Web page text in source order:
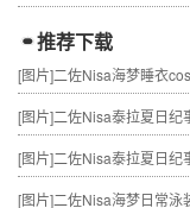
推荐下载
[图片]二佐Nisa海梦睡衣
[图片]二佐Nisa泰拉夏日纪
[图片]二佐Nisa泰拉夏日纪
[图片]二佐Nisa海梦日常泳